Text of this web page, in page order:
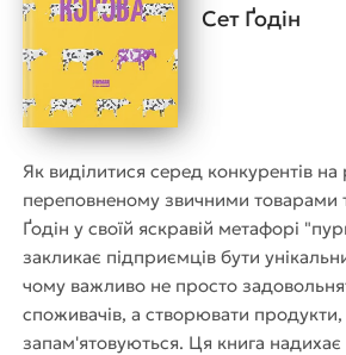
Сет Ґодін
Як виділитися серед конкурентів на
переповненому звичними товарами
Ґодін у своїй яскравій метафорі
закликає підприємців бути
чому важливо не просто
споживачів, а створювати продукти,
запам'ятовуються. Ця книга надихає